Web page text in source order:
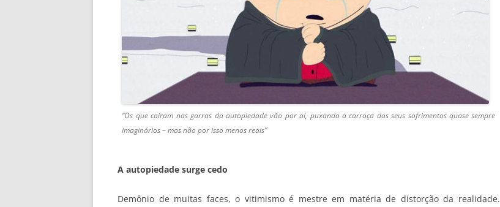
“Os que caíram nas garras da autopiedade vão por aí, puxando a carroça dos seus sofrimentos quase sempre
imaginários – mas não por isso menos reais”
A autopiedade surge cedo
Demônio de muitas faces, o vitimismo é mestre em matéria de distorção da realidade.